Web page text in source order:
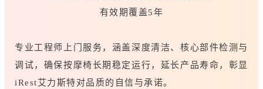
有效期覆盖5年
专业工程师上门服务，涵盖深度清洁、核心部件检测与
调试，确保按摩椅长期稳定运行，延长产品寿命，彰显
iRest艾力斯特对品质的自信与承诺。